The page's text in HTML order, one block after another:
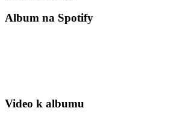
Album na Spotify
Video k albumu